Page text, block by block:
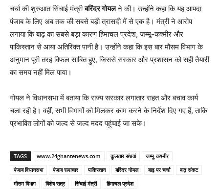
चर्चा की शुरुआत सिंचाई मंत्रीबरिंदर गोयलने की। उन्होंने कहा कि यह आपदा
पंजाब के लिए अब तक की सबसे बड़ी त्रासदी में से एक है। मंत्री ने आरोप
लगाया कि बाढ़ का सबसे बड़ा कारण हिमाचल प्रदेश, जम्मू-कश्मीर और
पाकिस्तान से आया अतिरिक्त पानी है। उन्होंने कहा कि इस बार मौसम विभाग के
अनुमान पूरी तरह विफल साबित हुए, जिससे सरकार और प्रशासन को सही तैयारी
का समय नहीं मिल पाया।
गोयल ने विधानसभा में बताया कि राज्य सरकार लगातार राहत और बचाव कार्य
चला रही है। वहीं, सभी विभागों को मिलकर काम करने के निर्देश दिए गए हैं, ताकि
प्रभावित लोगों को जल्द से जल्द मदद पहुंचाई जा सके।
TAGS www.24ghantenews.com कुलतार संधवां
जम्मू-कश्मीर
पंजाब विधानसभा
पंजाब समाचार पाकिस्तान बरिंदर गोयल बाढ़ पर चर्चा
बाढ़ संकट
मौसम विभाग
विशेष सत्र सिंचाई मंत्री हिमाचल प्रदेश